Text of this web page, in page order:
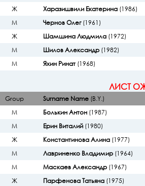
Ж Харазишвили Екатерина (1986)
М Чернов Олег(1961)
Ж Шамшина Людмила (1972)
М Шилов Александр (1982)
М Яхин Ринат (1968)
ЛИСТ
Group Surname Name (B.Y.)
М Болькин Антон (1987)
М Ерин Виталий (1980)
Ж Константинова Алина (1977)
М Лавриненко Владимир (1964)
М Маскаев Александр (1967)
Ж Парфенова Татьяна (1975)